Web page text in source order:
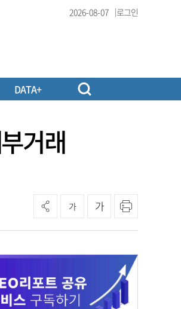
2026-08-07 로그인
DATA+
거래
가 가